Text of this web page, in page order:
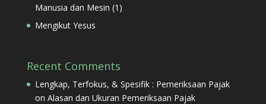
Manusia dan Mesin (1)
Mengikut Yesus
Recent Comments
Lengkap, Terfokus, & Spesifik : Pemeriksaan Pajak
on Alasan dan Ukuran Pemeriksaan Pajak